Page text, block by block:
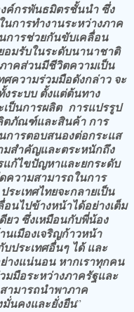
ค์กรพันธมิตรชั้นนำ ซึ่ง
การทำงานระหว่างภาค
การช่วยกันขับเคลื่อน
อมรับในระดับนานาชาติ
าคส่วนมีชีวิตความเป็น
ศความร่วมมือดังกล่าว จะ
งระบบ ตั้งแต่ต้นทาง
เป็นการผลิต การแปรรูป
ตภัณฑ์และสินค้า การ
การตอบสนองต่อกระแส
มสำคัญและตระหนักถึง
ก้ไขปัญหาและยกระดับ
ความสามารถในการ
ประเทศไทยจะกลายเป็น
นไปข้างหน้าได้อย่างเต็ม
ยว ซึ่งเหมือนกับพี่น้อง
เมืองเจริญก้าวหน้า
ประเทศอื่นๆ ได้ และ
างแน่นอน หากเราทุกคน
มือระหว่างภาครัฐและ
ามารถนำพาภาค
นคงและยั่งยืน”